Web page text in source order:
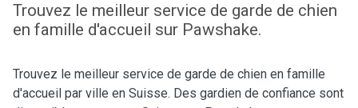
Trouvez le meilleur service de garde de chien
en famille d'accueil sur Pawshake.
Trouvez le meilleur service de garde de chien en famille
d'accueil par ville en Suisse. Des gardien de confiance sont